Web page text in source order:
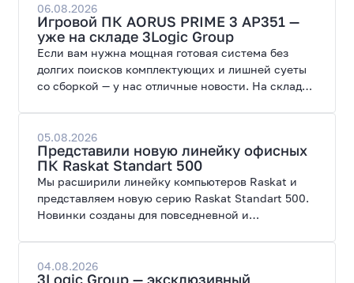
06.08.2026
Игровой ПК AORUS PRIME 3 AP351 —
уже на складе 3Logic Group
Если вам нужна мощная готовая система без
долгих поисков комплектующих и лишней суеты
со сборкой — у нас отличные новости. На склад
современных игр и работы с нейросетями.
05.08.2026
Представили новую линейку офисных
ПК Raskat Standart 500
Мы расширили линейку компьютеров Raskat и
представляем новую серию Raskat Standart 500.
Новинки созданы для повседневной и
широкие возможности модернизации.
04.08.2026
3Logic Group — эксклюзивный